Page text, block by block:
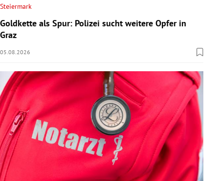
Steiermark
Goldkette als Spur: Polizei sucht weitere Opfer in
Graz
05.08.2026